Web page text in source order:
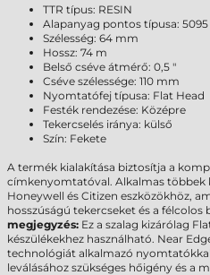
TTR típus: RESIN
Alapanyag pontos típusa:
Szélesség: 64 mm
Hossz: 74 m
Belső cséve átmérő: 0,5 "
Cséve szélessége: 110 mm
Nyomtatófej típusa: Flat Head
Festék rendezése: Középre
Tekercselés iránya: külső
Szín: Fekete
A termék kialakítása biztosítja a
címkenyomtatóval. Alkalmas többek
Honeywell és Citizen eszközökhöz,
hosszúságú tekercseket és a félcolos
megjegyzés: Ez a szalag kizárólag
készülékekhez használható. Near
technológiát alkalmazó
leválásához szükséges hőigény és a